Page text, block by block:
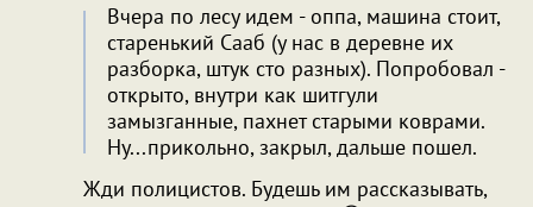
Вчера по лесу идем - оппа, машина стоит,
старенький Сааб (у нас в деревне их
разборка, штук сто разных). Попробовал -
открыто, внутри как шитгули
замызганные, пахнет старыми коврами.
Ну...прикольно, закрыл, дальше пошел.
Жди полицистов. Будешь им рассказывать,